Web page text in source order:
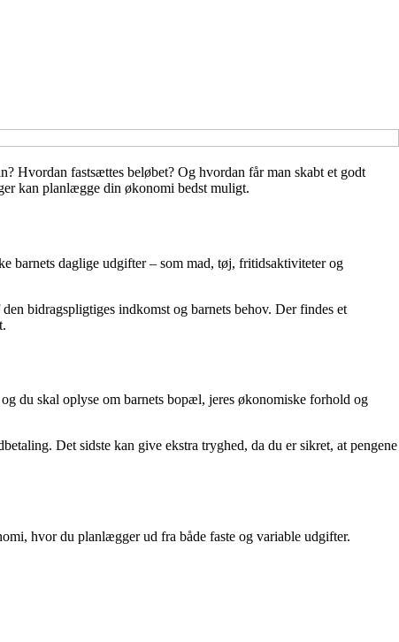
Hvordan fastsættes beløbet? Og hvordan får man skabt et godt
kan planlægge din økonomi bedst muligt.
barnets daglige udgifter – som mad, tøj, fritidsaktiviteter og
bidragspligtiges indkomst og barnets behov. Der findes et
du skal oplyse om barnets bopæl, jeres økonomiske forhold og
Det sidste kan give ekstra tryghed, da du er sikret, at pengene
hvor du planlægger ud fra både faste og variable udgifter.